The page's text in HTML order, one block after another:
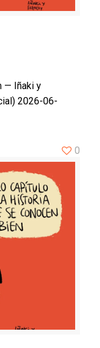
— Iñaki y
2026-06-
0